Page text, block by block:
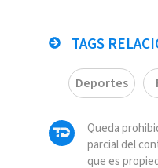
TAGS
Deportes
Queda
parcial del
que es